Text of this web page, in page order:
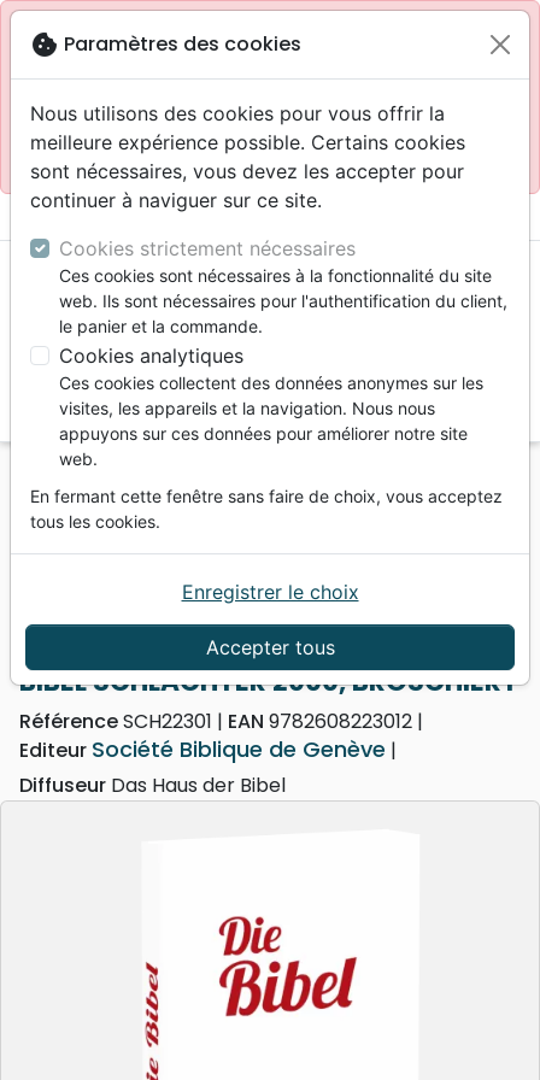
blockSite réservé aux professionnels
Accès pour les professionnels : Se connecter
Site pour le grand public : La Maison de la Bible
menu
Vous ne pouvez pas créer de nouvelle commande
depuis votre pays (United States).
Bibles standard
BIBEL SCHLACHTER 2000, BROSCHIERT
BIBEL SCHLACHTER 2000, BROSCHIERT
RéférenceSCH22301 EAN 9782608223012
Editeur Société Biblique de Genève
Diffuseur Das Haus der Bibel
cookie Paramètres des cookies
Nous utilisons des cookies pour vous offrir la
meilleure expérience possible. Certains cookies
sont nécessaires, vous devez les accepter pour
continuer à naviguer sur ce site.
Cookies strictement nécessaires
Ces cookies sont nécessaires à la fonctionnalité du site
web. Ils sont nécessaires pour l'authentification du client,
le panier et la commande.
Cookies analytiques
Ces cookies collectent des données anonymes sur les
visites, les appareils et la navigation. Nous nous
appuyons sur ces données pour améliorer notre site
web.
En fermant cette fenêtre sans faire de choix, vous acceptez
tous les cookies.
Accepter tous
Enregistrer le choix